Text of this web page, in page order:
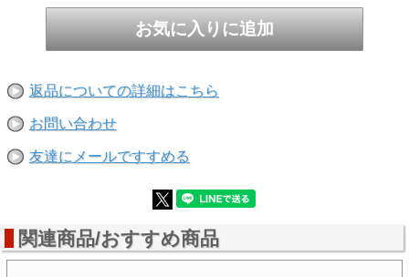
鉄とクロム・ニッケルの合金で、さびにくい鋼の材料です。
SUS304の諸特性（オーステナイト系ステンレス）
耐蝕性：優
磁性：無
熱処理により：硬化せず
炭素含有量が少なく、加工性・溶接性・耐蝕性が 良好で最
も広く用いられています。建築金物、自動車車輌工業、化学
返品についての詳細はこちら
お問い合わせ
友達にメールですすめる
関連商品/おすすめ商品